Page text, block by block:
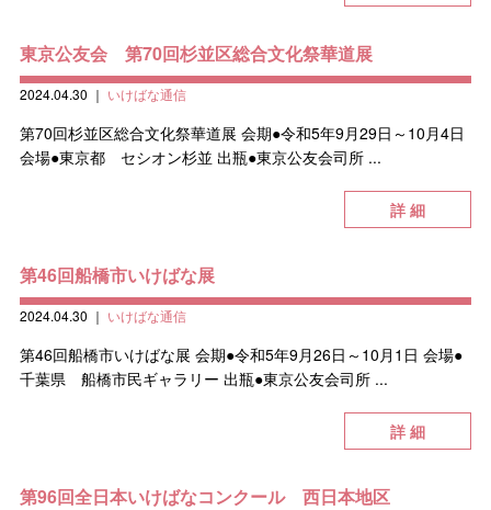
東京公友会 第70回杉並区総合文化祭華道展
2024.04.30 ｜ いけばな通信
第70回杉並区総合文化祭華道展 会期●令和5年9月29日～10月4日
会場●東京都 セシオン杉並 出瓶●東京公友会司所 ...
詳 細
第46回船橋市いけばな展
2024.04.30 ｜ いけばな通信
第46回船橋市いけばな展 会期●令和5年9月26日～10月1日 会場●
千葉県 船橋市民ギャラリー 出瓶●東京公友会司所 ...
詳 細
第96回全日本いけばなコンクール 西日本地区